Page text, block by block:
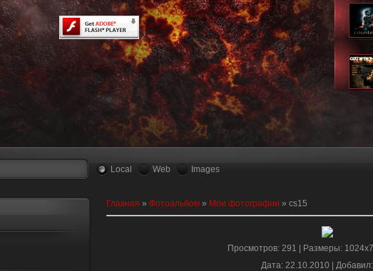
Local Web Images
Главная » Фотоальбом » Мои фотографии » cs15
Просмотров: 291 | Размеры:
Дата: 22.10.2010 | Добавил: